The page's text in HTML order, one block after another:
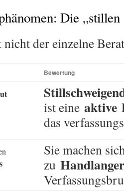
Die
nicht der einzelne
Bewertung
ist eine aktive
das
Sie machen
zu